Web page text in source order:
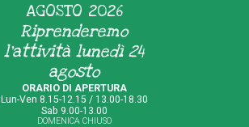
AGOSTO 2026
Riprenderemo
l'attività lunedì 24
agosto
ORARIO DI APERTURA
Lun-Ven 8.15-12.15 / 13.00-18.30
Sab 9.00-13.00
DOMENICA CHIUSO